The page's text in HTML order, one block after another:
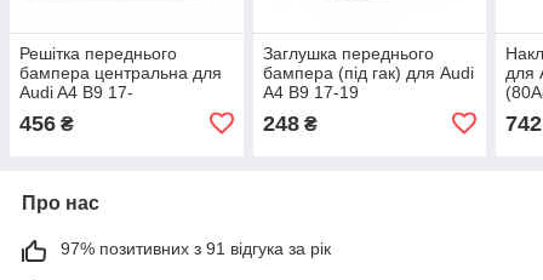
Решітка переднього
бампера центральна для
Audi A4 B9 17-
456 ₴
Заглушка переднього
бампера (під гак) для Audi
A4 B9 17-19
248₴
для
742
Про нас
97% позитивних з 91 відгука за рік